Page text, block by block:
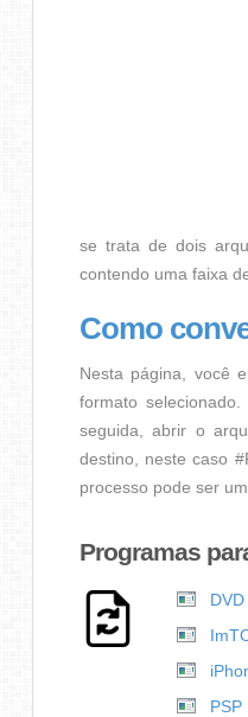
se trata de dois
contendo uma faixa
Como
Nesta página, você
formato
seguida, abrir o
destino, neste caso
processo pode ser
Programas